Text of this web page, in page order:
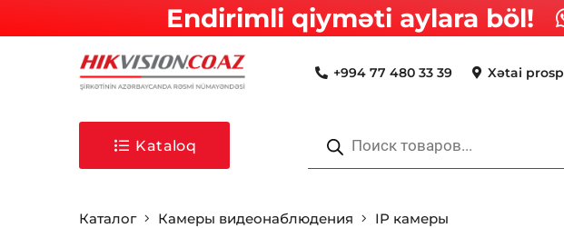
Endirimli qiyməti aylara böl!
+994 77 480 33 39 Xətai
Kataloq
товаров
Каталог Камеры видеонаблюдения IP камеры